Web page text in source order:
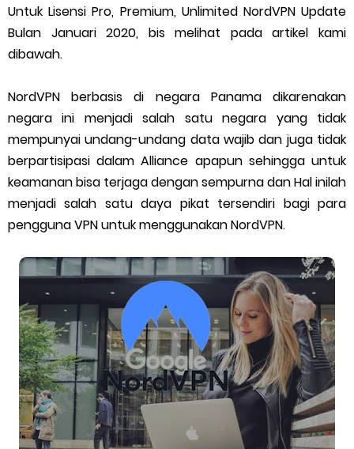
Cara Menghubungi CS Lalamove dan Jam Operasionalnya
Cara Mengatasi Aplikasi Gojek Mengalami Gangguan
Server Gojek Terbaru dan IP Server GoPartner Gojek
Saturday, 8 August
Untuk Lisensi Pro, Premium, Unlimited NordVPN Update
Bulan Januari 2020, bis melihat pada artikel kami
dibawah.
NordVPN berbasis di negara Panama dikarenakan
negara ini menjadi salah satu negara yang tidak
mempunyai undang-undang data wajib dan juga tidak
berpartisipasi dalam Alliance apapun sehingga untuk
keamanan bisa terjaga dengan sempurna dan Hal inilah
menjadi salah satu daya pikat tersendiri bagi para
pengguna VPN untuk menggunakan NordVPN.